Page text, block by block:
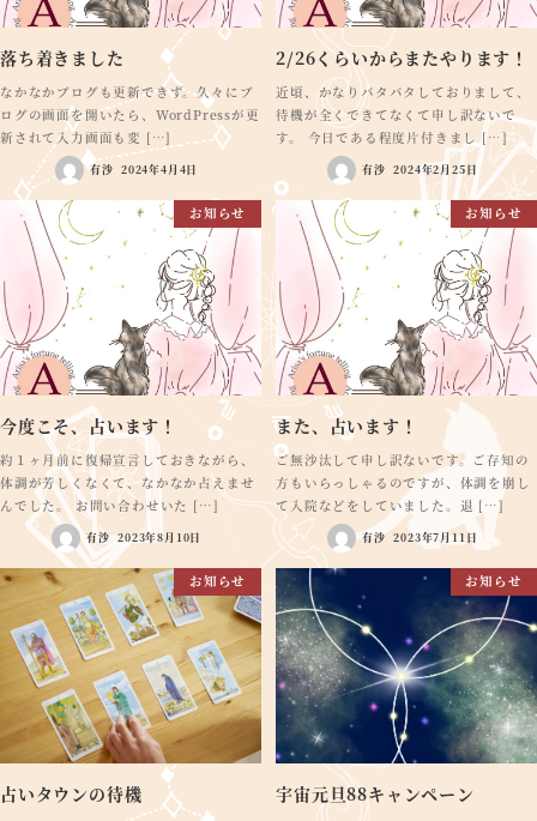
落ち着きました
なかなかブログも更新できず。久々にブ
ログの画面を開いたら、WordPressが更
新されて入力画面も変 […]
有沙 2024年4月4日
2/26くらいからまたやります！
近頃、かなりバタバタしておりまして、
待機が全くできてなくて申し訳ないで
す。 今日である程度片付きまし […]
有沙 2024年2月25日
お知らせ
今度こそ、占います！
約１ヶ月前に復帰宣言しておきながら、
体調が芳しくなくて、なかなか占えませ
んでした。 お問い合わせいた […]
有沙 2023年8月10日
お知らせ
また、占います！
ご無沙汰して申し訳ないです。ご存知の
方もいらっしゃるのですが、体調を崩し
て入院などをしていました。退 […]
有沙 2023年7月11日
お知らせ
占いタウンの待機
お知らせ
宇宙元旦88キャンペーン